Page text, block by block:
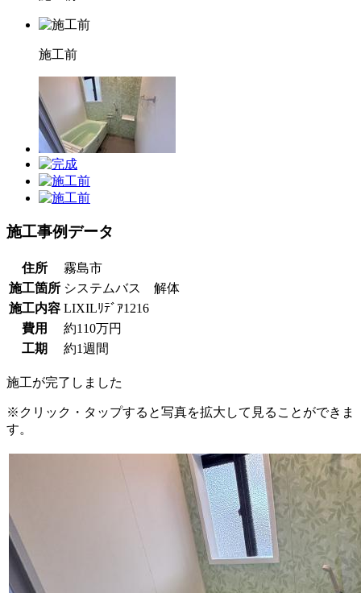
施工前
施工事例データ
住所
霧島市
施工箇所 システムバス 解体
施工内容 LIXILﾘﾃﾞｱ1216
費用
約110万円
工期
約1週間
施工が完了しました
※クリック・タップすると写真を拡大して見ることができま
す。